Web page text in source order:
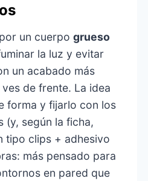
un cuerpogrueso
la luz y evitar
un acabado más
de frente. La idea
forma y fijarlo con los
(y, según la ficha,
tipo clips + adhesivo
más pensado para
en pared que